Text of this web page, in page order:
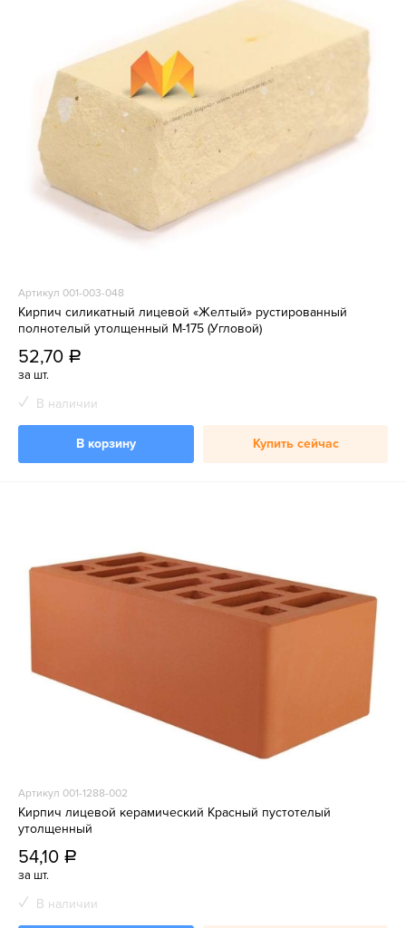
Артикул 001-003-048
Кирпич силикатный лицевой «Желтый» рустированный
полнотелый утолщенный М-175 (Угловой)
52,70 a
за шт.
В наличии
В корзину Купить сейчас
Артикул 001-1288-002
Кирпич лицевой керамический Красный пустотелый
утолщенный
54,10 a
за шт.
В наличии